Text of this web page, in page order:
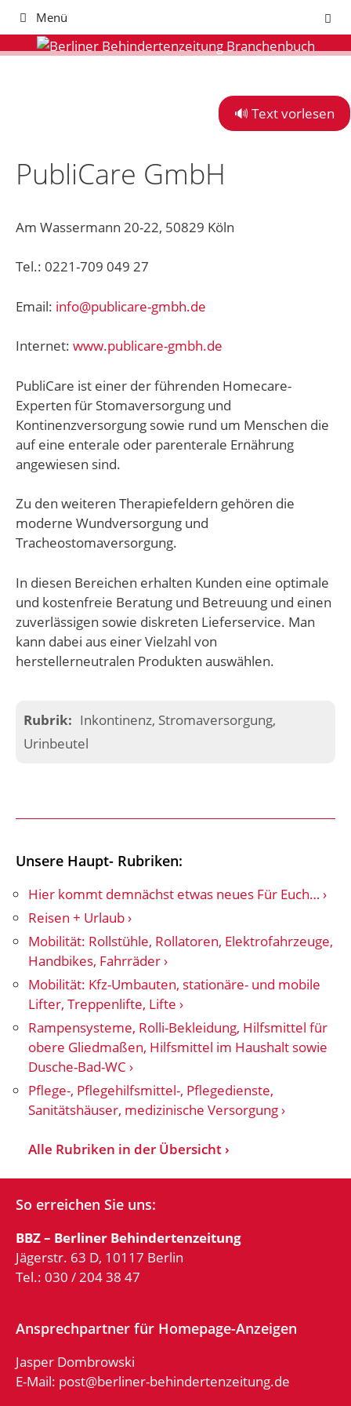
Zum
springen
Menü
🔊 Text vorlesen
PubliCare GmbH
Am Wassermann 20-22, 50829 Köln
Tel.: 0221-709 049 27
Email: info@publicare-gmbh.de
Internet: www.publicare-gmbh.de
PubliCare ist einer der führenden Homecare-
Experten für Stomaversorgung und
Kontinenzversorgung sowie rund um Menschen die
auf eine enterale oder parenterale Ernährung
angewiesen sind.
Zu den weiteren Therapiefeldern gehören die
moderne Wundversorgung und
Tracheostomaversorgung.
In diesen Bereichen erhalten Kunden eine optimale
und kostenfreie Beratung und Betreuung und einen
zuverlässigen sowie diskreten Lieferservice. Man
kann dabei aus einer Vielzahl von
herstellerneutralen Produkten auswählen.
Kategorien
Inkontinenz, Stromaversorgung,
Urinbeutel
Unsere Haupt- Rubriken:
Hier kommt demnächst etwas neues Für Euch…
Reisen + Urlaub
Mobilität: Rollstühle, Rollatoren, Elektrofahrzeuge,
Handbikes, Fahrräder
Mobilität: Kfz-Umbauten, stationäre- und mobile
Lifter, Treppenlifte, Lifte
Rampensysteme, Rolli-Bekleidung, Hilfsmittel für
obere Gliedmaßen, Hilfsmittel im Haushalt sowie
Dusche-Bad-WC
Pflege-, Pflegehilfsmittel-, Pflegedienste,
Sanitätshäuser, medizinische Versorgung
Alle Rubriken in der Übersicht
So erreichen Sie uns:
BBZ – Berliner Behindertenzeitung
Jägerstr. 63 D, 10117 Berlin
Tel.: 030 / 204 38 47
Ansprechpartner für Homepage-Anzeigen
Jasper Dombrowski
E-Mail: post@berliner-behindertenzeitung.de